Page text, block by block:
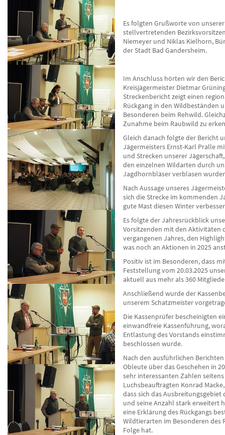
Es folgten Grußworte von unserer
stellvertretenden
Niemeyer und Niklas Kielhorn,
der Stadt Bad Gandersheim.
Im Anschluss hörten wir den
Kreisjägermeister Dietmar
Streckenbericht zeigt einen
Rückgang in den Wildbeständen
Besonderen beim Rehwild.
Zunahme beim Raubwild zu
Gleich danach folgte der Bericht
Jägermeisters Ernst-Karl Pralle
und Strecken unserer
den einzelnen Wildarten durch
Jagdhornbläser verblasen
Nach Aussage unseres
sich die Strecke im kommenden
gute Mast diesen Winter
Es folgte der Jahresrückblick
Vorsitzenden mit den Aktivitäten
vergangenen Jahres, den
was noch an Aktionen in 2025
Positiv ist im Besonderen, dass
Feststellung vom 20.03.2025
aktuell aus mehr als 360
Anschließend wurde der
unserem Schatzmeister
Die Kassenprüfer bescheinigten
einwandfreie Kassenführung,
Entlastung des Vorstands
beschlossen wurde.
Nach den ausführlichen
Obleute über das Geschehen in
sehr interessanten Zahlen
Luchsbeauftragten Konrad
dass sich das Ausbreitungsgebiet
und seine Anzahl stark erweitert
eine Erklärung des Rückgangs
Wildtierarten im Besonderen des
Folge hat.